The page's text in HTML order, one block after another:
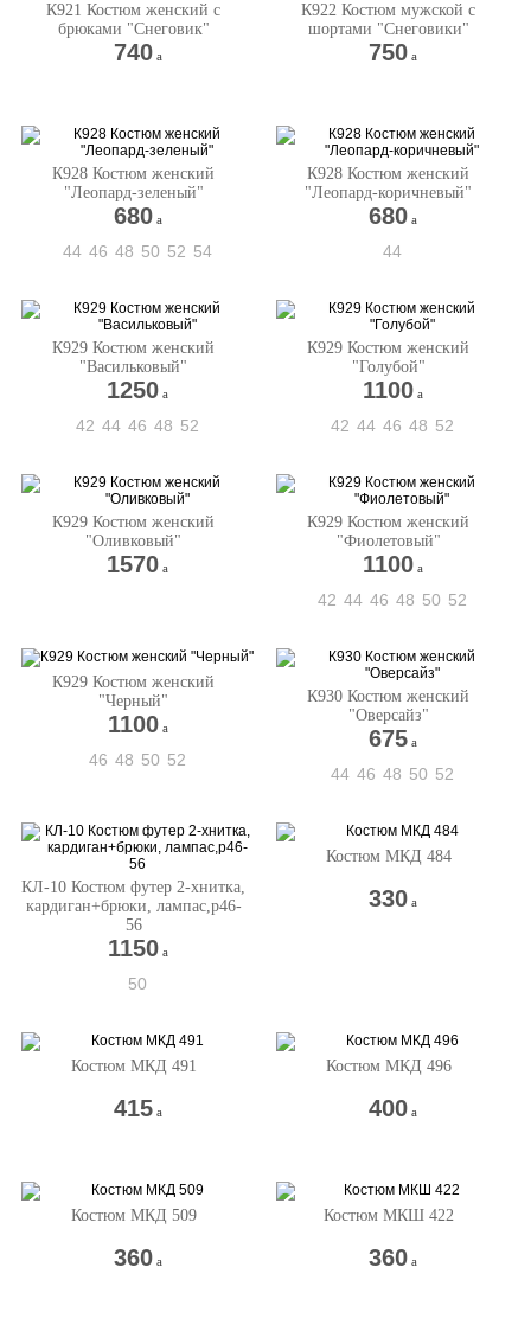
К921 Костюм женский с
брюками "Снеговик"
740 a
К922 Костюм мужской с
шортами "Снеговики"
750 a
К928 Костюм женский
"Леопард-зеленый"
680 a
44 46 48 50 52 54
К928 Костюм женский
"Леопард-коричневый"
680 a
44
К929 Костюм женский
"Васильковый"
1250 a
42 44 46 48 52
К929 Костюм женский
"Голубой"
1100 a
42 44 46 48 52
К929 Костюм женский
"Оливковый"
1570 a
К929 Костюм женский
"Фиолетовый"
1100 a
42 44 46 48 50 52
К929 Костюм женский
"Черный"
1100 a
46 48 50 52
К930 Костюм женский
"Оверсайз"
675 a
44 46 48 50 52
КЛ-10 Костюм футер 2-хнитка,
кардиган+брюки, лампас,р46-
56
1150 a
50
Костюм МКД 484
330 a
Костюм МКД 491
415 a
Костюм МКД 496
400 a
Костюм МКД 509
360 a
Костюм МКШ 422
360 a